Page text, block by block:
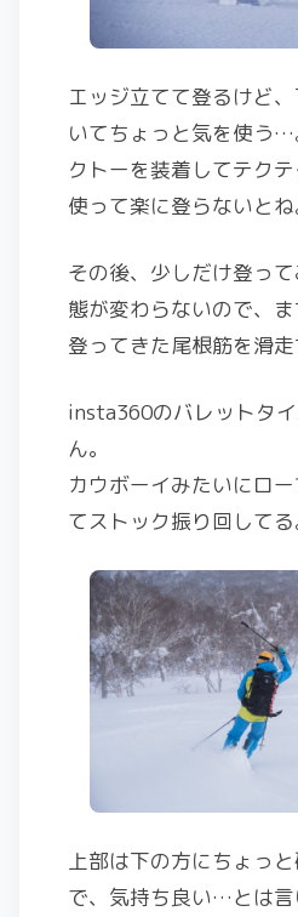
エッジ立てて登るけど
いてちょっと気を使う…
クトーを装着してテク
使って楽に登らないとね
その後、少しだけ登っ
態が変わらないので、ま
登ってきた尾根筋を滑走
insta360のバレットタ
ん。
カウボーイみたいにロ
てストック振り回してる
上部は下の方にちょっ
で、気持ち良い…とは言